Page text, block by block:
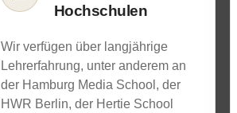
Hochschulen
Wir verfügen über langjährige
Lehrerfahrung, unter anderem an
der Hamburg Media School, der
HWR Berlin, der Hertie School